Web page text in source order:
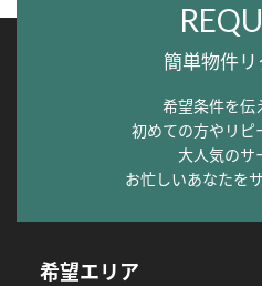
簡単物件
希望条件を伝
初めての方やリピ
大人気のサ
お忙しいあなたを
希望エリア